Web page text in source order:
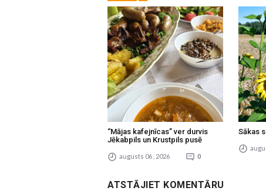
“Mājas kafejnīcas” ver durvis
Jēkabpils un Krustpils pusē
augusts 06 , 2026 0
Sākas
ATSTĀJIET KOMENTĀRU